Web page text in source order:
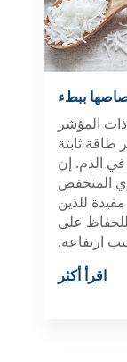
ببطء
المؤشر
ثابتة
الدم. إن
المنخفض
للذين
على
ارتفاعه.
اقرأ أكثر